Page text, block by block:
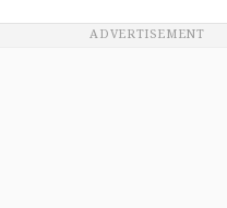
ADVERTISEMENT